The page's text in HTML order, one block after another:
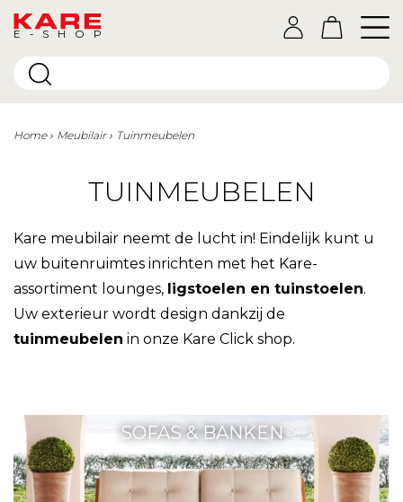
E-SHOP
Home Meubilair Tuinmeubelen
TUINMEUBELEN
Kare meubilair neemt de lucht in! Eindelijk kunt u
uw buitenruimtes inrichten met het Kare-
assortiment lounges, ligstoelen en tuinstoelen.
Uw exterieur wordt design dankzij de
tuinmeubelen in onze Kare Click shop.
SOFAS & BANKEN